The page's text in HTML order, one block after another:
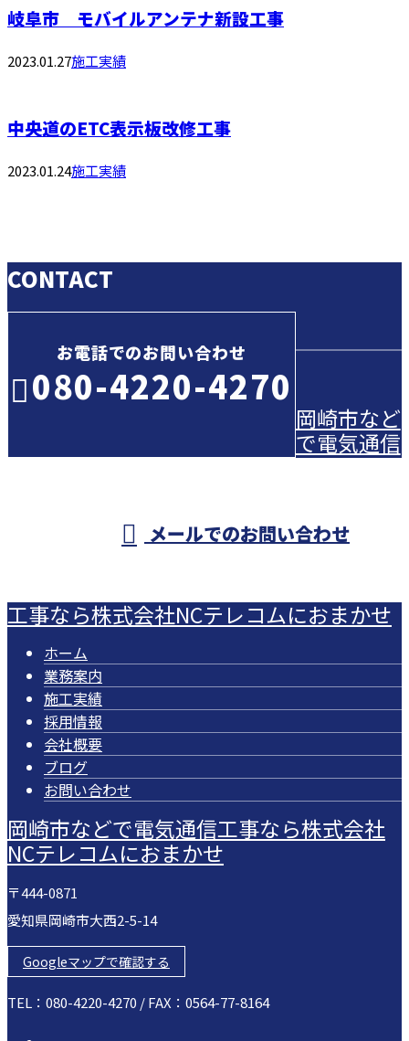
岐阜市 モバイルアンテナ新設工事
2023.01.27施工実績
中央道のETC表示板改修工事
2023.01.24施工実績
CONTACT
お電話でのお問い合わせ
080-4220-4270
メールでのお問い合わせ
岡崎市など
で電気通信
工事なら株式会社NCテレコムにおまかせ
ホーム
業務案内
施工実績
採用情報
会社概要
ブログ
お問い合わせ
岡崎市などで電気通信工事なら株式会社
NCテレコムにおまかせ
〒444-0871
愛知県岡崎市大西2-5-14
Googleマップで確認する
TEL：080-4220-4270 / FAX：0564-77-8164